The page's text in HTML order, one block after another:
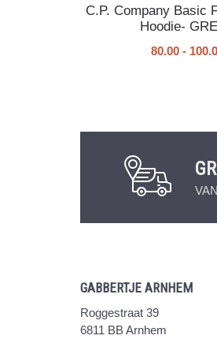
C.P. Company Basic
Hoodie-
80.00 -
GABBERTJE ARNHEM
Roggestraat 39
6811 BB Arnhem